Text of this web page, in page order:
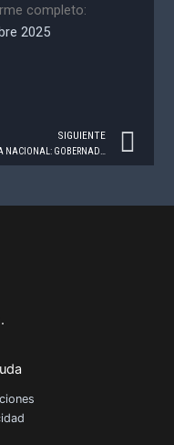
completo:
2025
SIGUIENTE